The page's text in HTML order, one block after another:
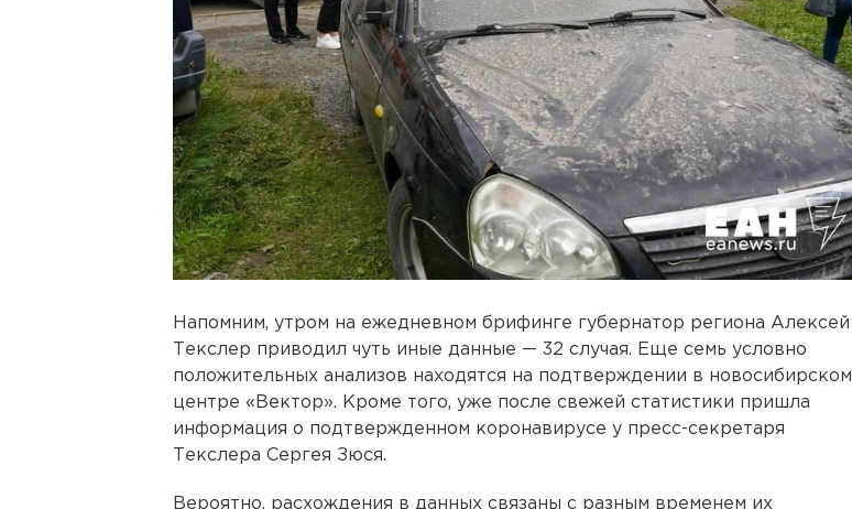
Напомним, утром на ежедневном брифинге губернатор региона Алексей
Текслер приводил чуть иные данные — 32 случая. Еще семь условно
положительных анализов находятся на подтверждении в новосибирском
центре «Вектор». Кроме того, уже после свежей статистики пришла
информация о подтвержденном коронавирусе у пресс-секретаря
Текслера Сергея Зюся.
Вероятно, расхождения в данных связаны с разным временем их